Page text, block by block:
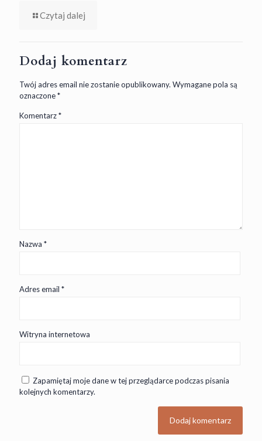
Czytaj dalej
Dodaj komentarz
Twój adres email nie zostanie opublikowany. Wymagane pola są
oznaczone*
Komentarz*
Nazwa *
Adres email *
Witryna internetowa
Zapamiętaj moje dane w tej przeglądarce podczas pisania
kolejnych komentarzy.